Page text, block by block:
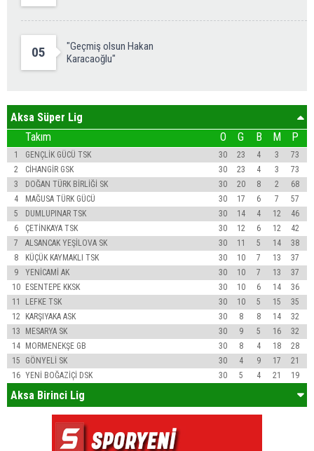
05
"Geçmiş olsun Hakan
Karacaoğlu"
Aksa Süper Lig
Takım
O G B M P
1 GENÇLİK GÜCÜ TSK 30 23 4 3
73
2
CİHANGİR GSK 30 23 4 3
73
3
DOĞAN TÜRK BİRLİĞİ SK 30 20 8 2
68
4
MAĞUSA TÜRK GÜCÜ 30 17 6 7
57
5
DUMLUPINAR TSK 30 14 4 12
46
6
ÇETİNKAYA TSK 30 12 6 12
42
7
ALSANCAK YEŞİLOVA SK 30 11 5 14
38
8
KÜÇÜK KAYMAKLI TSK 30 10 7 13
37
9
YENİCAMİ AK 30 10 7 13
37
10 ESENTEPE KKSK 30 10 6 14
36
11
LEFKE TSK 30 10 5 15
35
12
KARŞIYAKA ASK 30 8 8 14
32
13
MESARYA SK 30 9 5 16
32
14 MORMENEKŞE GB 30 8 4 18
28
15
GÖNYELİ SK 30 4 9 17
21
16 YENİ BOĞAZİÇİ DSK 30 5 4 21 19
Aksa Birinci Lig